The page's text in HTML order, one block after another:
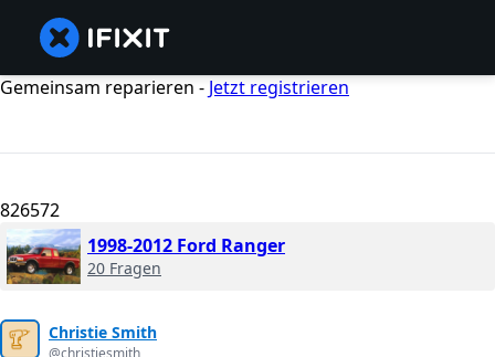
Gemeinsam reparieren - Jetzt registrieren
826572
1998-2012 Ford Ranger
20 Fragen
Christie Smith